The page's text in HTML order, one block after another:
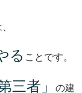
る ことです。
三者」 の建